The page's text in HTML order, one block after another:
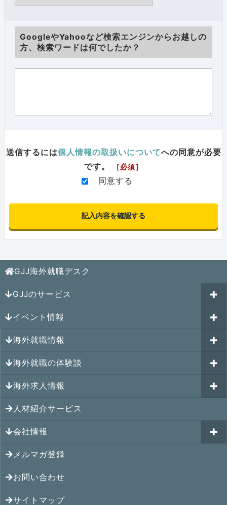
GoogleやYahooなど検索エンジンからお越しの
方、検索ワードは何でしたか？
送信するには個人情報の取扱いについてへの同意が必要
です。
［必須］
同意する
GJJ海外就職デスク
GJJのサービス
海外就職カウンセリング
はじめての海外就職セミナー
キャリアパスポートAI
GJJキャリア伴走プログラム
GJJキャリアコミュニティ
イベント情報
参加受付中のイベント
過去のイベント一覧
海外就職情報
アメリカの就職情報
カナダの就職情報
メキシコの就職情報
ヨーロッパの就職情報
オセアニアの就職情報
シンガポールの就職情報
マレーシアの就職情報
海外就職の体験談
海外就職その後の体験談
シンガポール就職の体験談
マレーシア就職の体験談
タイ就職の体験談
ベトナム就職の体験談
インドネシア就職の体験談
海外求人情報
シンガポールの求人
マレーシアの求人
タイの求人
ベトナムの求人
インドネシアの求人
人材紹介サービス
会社情報
アクセス
メンバー紹介
提携先
メルマガ登録
お問い合わせ
サイトマップ